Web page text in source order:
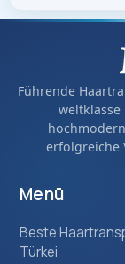
Führende
erfolgreiche
Menü
Beste
Türkei